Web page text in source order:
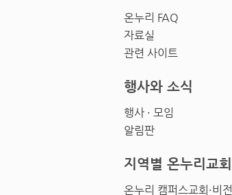
온누리 FAQ
자료실
관련 사이트
행사와 소식
행사 · 모임
알림판
지역별 온누리교회
온누리 캠퍼스교회·비